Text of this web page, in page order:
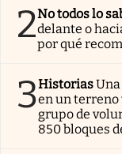
2No todos lo
delante o
por qué
3Historias
en un terreno
grupo de
850 bloques